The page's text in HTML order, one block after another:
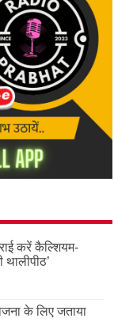
करें कैल्शियम-
के लिए जताया